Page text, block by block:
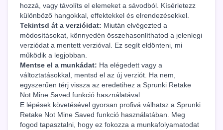
hozzá, vagy távolíts el elemeket a sávodból. Kísérletezz
különböző hangokkal, effektekkel és elrendezésekkel.
Tekintsd át a verzióidat: Miután elvégezted a
módosításokat, könnyedén összehasonlíthatod a jelenlegi
verziódat a mentett verzióval. Ez segít eldönteni, mi
működik a legjobban.
Mentse el a munkádat: Ha elégedett vagy a
változtatásokkal, mentsd el az új verziót. Ha nem,
egyszerűen térj vissza az eredetihez a Sprunki Retake
Not Mine Saved funkció használatával.
E lépések követésével gyorsan profivá válhatsz a Sprunki
Retake Not Mine Saved funkció használatában. Meg
fogod tapasztalni, hogy ez fokozza a munkafolyamatodat